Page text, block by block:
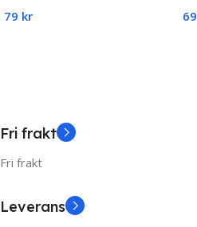
Essential)
79 kr 69
Fri frakt
Fri frakt
Leverans